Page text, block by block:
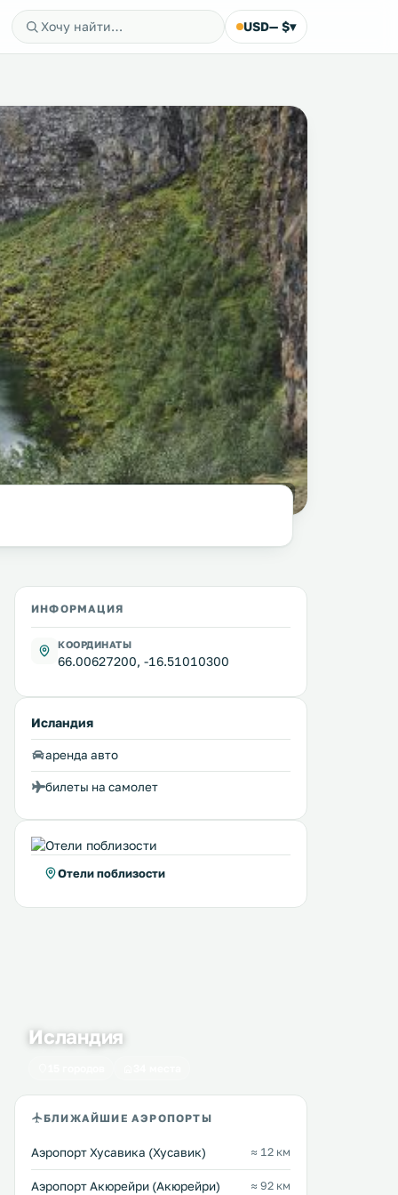
USD— $▾
ИНФОРМАЦИЯ
КООРДИНАТЫ
66.00627200, -16.51010300
Исландия
аренда авто
билеты на самолет
Отели поблизости
Исландия
БЛИЖАЙШИЕ АЭРОПОРТЫ
Аэропорт Хусавика (Хусавик) ≈ 12 км
Аэропорт Акюрейри (Акюрейри) ≈ 92 км